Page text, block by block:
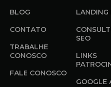
BLOG
CONTATO
TRABALHE
CONOSCO
FALE CONOSCO
LANDING
SEO
LINKS
GOOGLE